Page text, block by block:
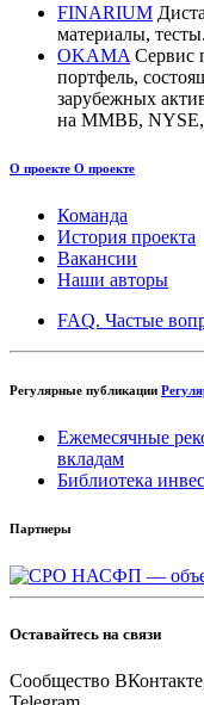
FINARIUM
материалы, тесты.
OKAMA Сервис
портфель,
зарубежных
на ММВБ, NYSE,
О проекте О проекте
Команда
История проекта
Вакансии
Наши авторы
FAQ. Частые
Регулярные публикации
Ежемесячные
вкладам
Библиотека
Партнеры
Оставайтесь на связи
Cообщество